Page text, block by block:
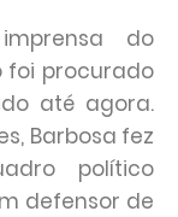
do
foi procurado
até agora.
Barbosa fez
político
defensor de